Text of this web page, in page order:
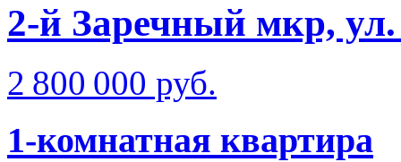
2-й Заречный мкр,
2 800 000 руб.
1-комнатная квартира